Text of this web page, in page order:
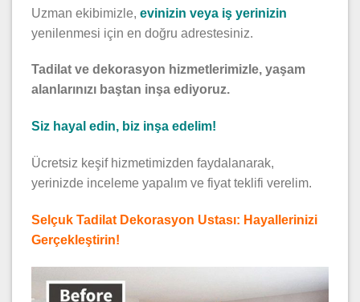
Uzman ekibimizle, evinizin veya iş yerinizin
yenilenmesi için en doğru adrestesiniz.
Tadilat ve dekorasyon hizmetlerimizle, yaşam
alanlarınızı baştan inşa ediyoruz.
Siz hayal edin, biz inşa edelim!
Ücretsiz keşif hizmetimizden faydalanarak,
yerinizde inceleme yapalım ve fiyat teklifi verelim.
Selçuk Tadilat Dekorasyon Ustası: Hayallerinizi
Gerçekleştirin!